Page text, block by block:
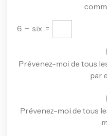
6 − six =
Prévenez-moi de tous
par
Prévenez-moi de tous